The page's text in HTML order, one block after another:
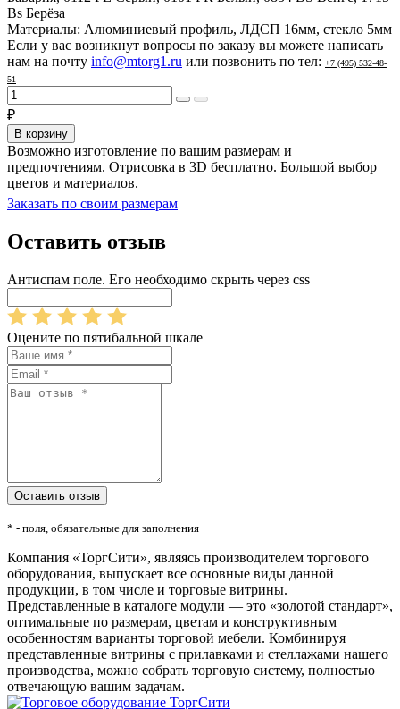
Bs Берёза
Материалы: Алюминиевый профиль, ЛДСП 16мм, стекло 5мм
Если у вас возникнут вопросы по заказу вы можете написать
нам на почту info@mtorg1.ru или позвонить по тел: +7 (495) 532-48-
51
₽
В корзину
Возможно изготовление по вашим размерам и
предпочтениям. Отрисовка в 3D бесплатно. Большой выбор
цветов и материалов.
Заказать по своим размерам
Оставить отзыв
Антиспам поле. Его необходимо скрыть через css
Оцените по пятибальной шкале
* - поля, обязательные для заполнения
Компания «ТоргСити», являясь производителем торгового
оборудования, выпускает все основные виды данной
продукции, в том числе и торговые витрины.
Представленные в каталоге модули — это «золотой стандарт»,
оптимальные по размерам, цветам и конструктивным
особенностям варианты торговой мебели. Комбинируя
представленные витрины с прилавками и стеллажами нашего
производства, можно собрать торговую систему, полностью
отвечающую вашим задачам.